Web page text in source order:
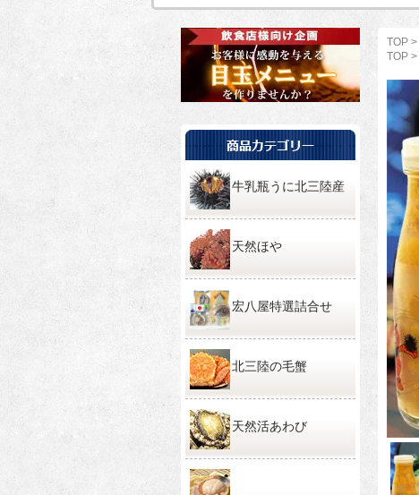
TOP >
TOP >
牛乳瓶うに北三陸産
天然ほや
宏八屋特選詰合せ
北三陸の毛蟹
天然活あわび